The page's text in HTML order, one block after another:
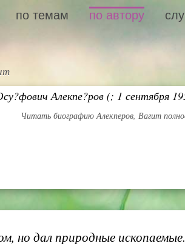
по темам по автору
Алекпе?ров (; 1 сентября
Читать биографию Алекперов, Вагит
но дал природные ископаемые.